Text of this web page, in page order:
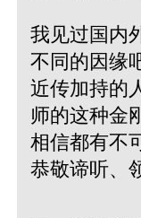
我见过国内
不同的因缘
近传加持的
师的这种金
相信都有不
恭敬谛听、